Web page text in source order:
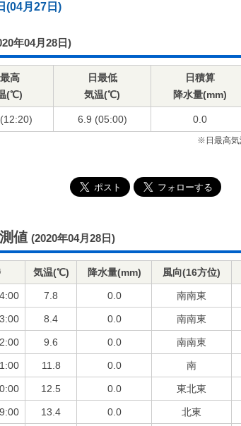
(04月27日)
年04月28日)
高
(℃)
日最低
気温(℃)
日積算
降水量(mm)
6.9 (05:00) 0.0
※日最高気
値 (2020年04月28日)
気温(℃) 降水量(mm) 風向(16方位)
7.8 0.0 南南東
8.4 0.0 南南東
9.6 0.0 南南東
11.8 0.0 南
12.5 0.0 東北東
13.4 0.0 北東